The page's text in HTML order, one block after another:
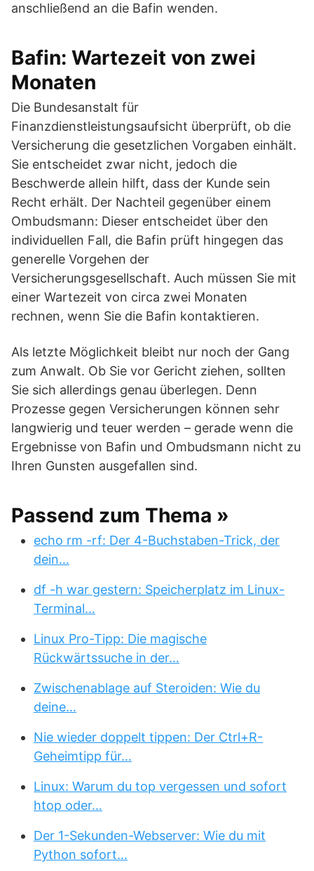
anschließend an die Bafin wenden.
Bafin: Wartezeit von zwei
Monaten
Die Bundesanstalt für
Finanzdienstleistungsaufsicht überprüft, ob die
Versicherung die gesetzlichen Vorgaben einhält.
Sie entscheidet zwar nicht, jedoch die
Beschwerde allein hilft, dass der Kunde sein
Recht erhält. Der Nachteil gegenüber einem
Ombudsmann: Dieser entscheidet über den
individuellen Fall, die Bafin prüft hingegen das
generelle Vorgehen der
Versicherungsgesellschaft. Auch müssen Sie mit
einer Wartezeit von circa zwei Monaten
rechnen, wenn Sie die Bafin kontaktieren.
Als letzte Möglichkeit bleibt nur noch der Gang
zum Anwalt. Ob Sie vor Gericht ziehen, sollten
Sie sich allerdings genau überlegen. Denn
Prozesse gegen Versicherungen können sehr
langwierig und teuer werden – gerade wenn die
Ergebnisse von Bafin und Ombudsmann nicht zu
Ihren Gunsten ausgefallen sind.
Passend zum Thema »
echo rm -rf: Der 4-Buchstaben-Trick, der
dein…
df -h war gestern: Speicherplatz im Linux-
Terminal…
Linux Pro-Tipp: Die magische
Rückwärtssuche in der…
Zwischenablage auf Steroiden: Wie du
deine…
Nie wieder doppelt tippen: Der Ctrl+R-
Geheimtipp für…
Linux: Warum du top vergessen und sofort
htop oder…
Der 1-Sekunden-Webserver: Wie du mit
Python sofort…